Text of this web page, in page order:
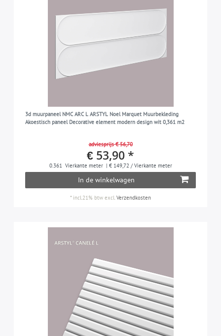
3d muurpaneel NMC ARC L ARSTYL Noel Marquet Muurbekleding
Akoestisch paneel Decorative element modern design wit 0,361 m2
adviesprijs € 56,70
€ 53,90 *
0.361 Vierkante meter | € 149,72 / Vierkante meter
In de winkelwagen
* incl.21% btw excl. Verzendkosten